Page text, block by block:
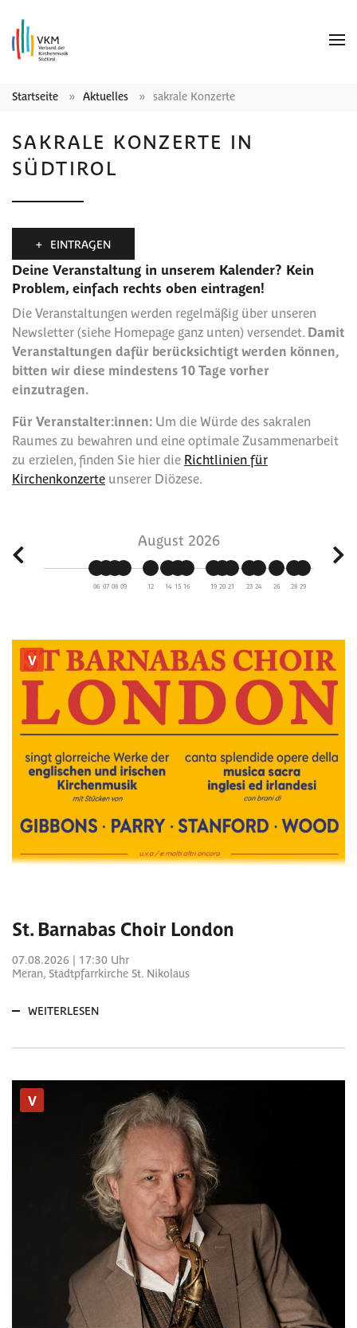
Startseite Aktuelles sakrale Konzerte
SAKRALE KONZERTE IN
SÜDTIROL
EINTRAGEN
Deine Veranstaltung in unserem Kalender? Kein
Problem, einfach rechts oben eintragen!
Die Veranstaltungen werden regelmäßig über unseren
Newsletter (siehe Homepage ganz unten) versendet. Damit
Veranstaltungen dafür berücksichtigt werden können,
bitten wir diese mindestens 10 Tage vorher
einzutragen.
Für Veranstalter:innen: Um die Würde des sakralen
Raumes zu bewahren und eine optimale Zusammenarbeit
zu erzielen, finden Sie hier die Richtlinien für
Kirchenkonzerte unserer Diözese.
August 2026
06 07 08 09 12 14 15 16 19 20 21 23 24 26 28 29
V
St. Barnabas Choir London
07.08.2026 | 17:30 Uhr
Meran, Stadtpfarrkirche St. Nikolaus
WEITERLESEN
V